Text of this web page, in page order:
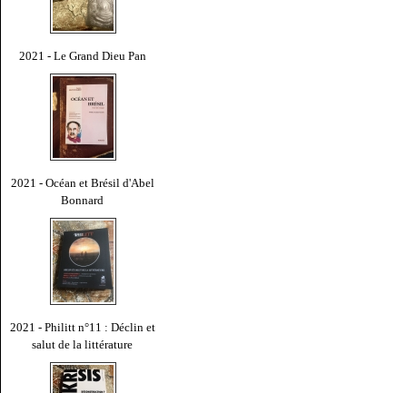
2021 - Le Grand Dieu Pan
2021 - Océan et Brésil d'Abel
Bonnard
2021 - Philitt n°11 : Déclin et
salut de la littérature